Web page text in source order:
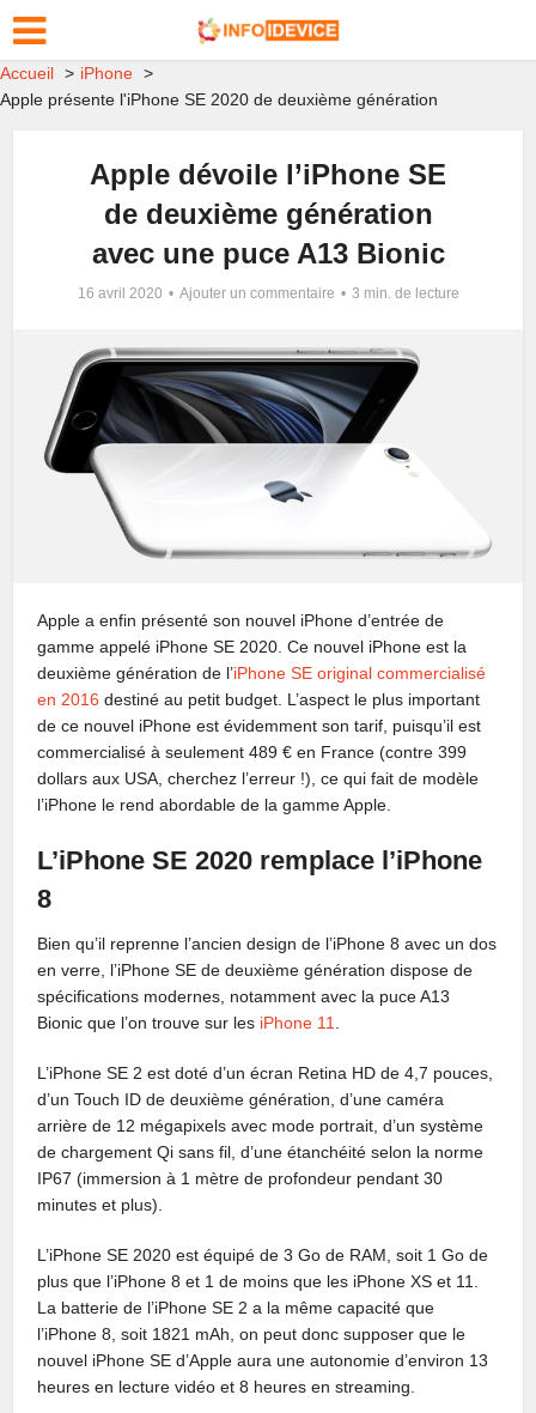
Accueil
iPhone
Apple présente l'iPhone SE 2020 de deuxième génération
Apple dévoile l’iPhone SE
de deuxième génération
avec une puce A13 Bionic
16 avril 2020 Ajouter un commentaire 3 min. de lecture
Apple a enfin présenté son nouvel iPhone d’entrée de
gamme appelé iPhone SE 2020. Ce nouvel iPhone est la
deuxième génération de l’iPhone SE original commercialisé
en 2016 destiné au petit budget. L’aspect le plus important
de ce nouvel iPhone est évidemment son tarif, puisqu’il est
commercialisé à seulement 489 € en France (contre 399
dollars aux USA, cherchez l’erreur !), ce qui fait de modèle
l’iPhone le rend abordable de la gamme Apple.
L’iPhone SE 2020 remplace l’iPhone
8
Bien qu’il reprenne l’ancien design de l’iPhone 8 avec un dos
en verre, l’iPhone SE de deuxième génération dispose de
spécifications modernes, notamment avec la puce A13
Bionic que l’on trouve sur les iPhone 11
L’iPhone SE 2 est doté d’un écran Retina HD de 4,7 pouces,
d’un Touch ID de deuxième génération, d’une caméra
arrière de 12 mégapixels avec mode portrait, d’un système
de chargement Qi sans fil, d’une étanchéité selon la norme
IP67 (immersion à 1 mètre de profondeur pendant 30
minutes et plus).
L’iPhone SE 2020 est équipé de 3 Go de RAM, soit 1 Go de
plus que l’iPhone 8 et 1 de moins que les iPhone XS et 11.
La batterie de l’iPhone SE 2 a la même capacité que
l’iPhone 8, soit 1821 mAh, on peut donc supposer que le
nouvel iPhone SE d’Apple aura une autonomie d’environ 13
heures en lecture vidéo et 8 heures en streaming.